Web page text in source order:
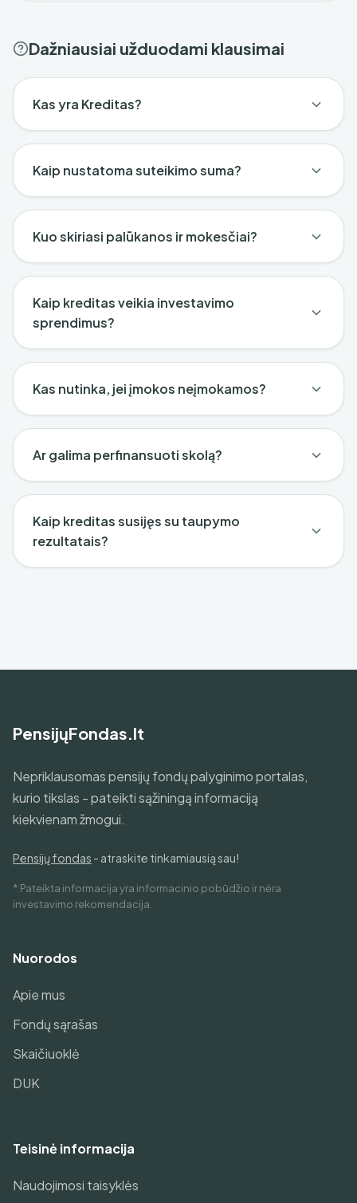
Dažniausiai užduodami klausimai
Kas yra Kreditas?
Kaip nustatoma suteikimo suma?
Kuo skiriasi palūkanos ir mokesčiai?
Kaip kreditas veikia investavimo
sprendimus?
Kas nutinka, jei įmokos neįmokamos?
Ar galima perfinansuoti skolą?
Kaip kreditas susijęs su taupymo
rezultatais?
PensijųFondas.lt
Nepriklausomas pensijų fondų palyginimo portalas,
kurio tikslas - pateikti sąžiningą informaciją
kiekvienam žmogui.
Pensijų fondas - atraskite tinkamiausią sau!
* Pateikta informacija yra informacinio pobūdžio ir nėra
investavimo rekomendacija.
Nuorodos
Apie mus
Fondų sąrašas
Skaičiuoklė
DUK
Teisinė informacija
Naudojimosi taisyklės